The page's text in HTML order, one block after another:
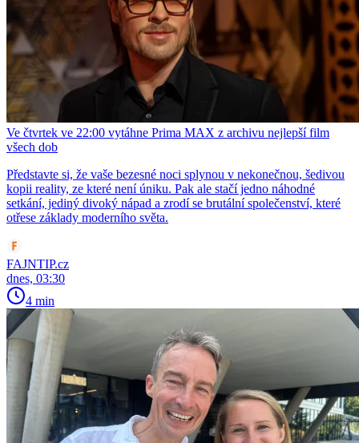
Ve čtvrtek ve 22:00 vytáhne Prima MAX z archivu nejlepší film
všech dob
Představte si, že vaše bezesné noci splynou v nekonečnou, šedivou
kopii reality, ze které není úniku. Pak ale stačí jedno náhodné
setkání, jediný divoký nápad a zrodí se brutální společenství, které
otřese základy moderního světa.
FAJNTIP.cz
dnes, 03:30
4 min